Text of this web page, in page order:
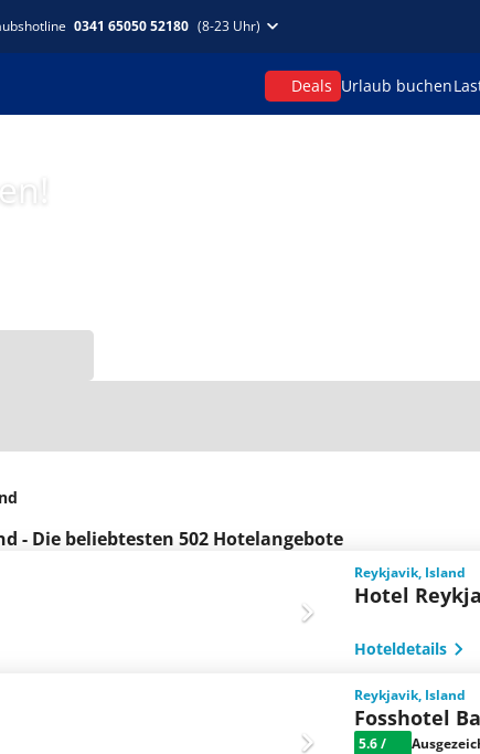
0341 65050 52180 (8-23 Uhr)
Deals Urlaub buchen
- Die beliebtesten 502 Hotelangebote
Reykjavik, Island
Hotel
Hoteldetails
Reykjavik, Island
Fosshotel
5.6/